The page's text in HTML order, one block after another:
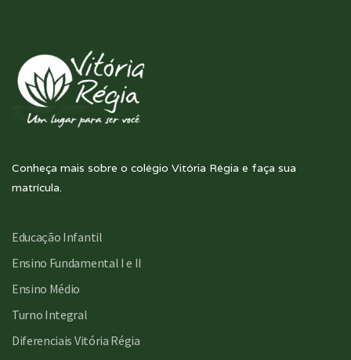
Conheça mais sobre o colégio Vitória Régia e faça sua
matrícula.
Educação Infantil
Ensino Fundamental I e II
Ensino Médio
Turno Integral
Diferenciais Vitória Régia